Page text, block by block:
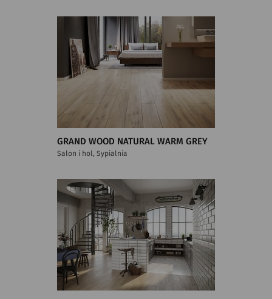
GRAND WOOD NATURAL WARM GREY
Salon i hol, Sypialnia